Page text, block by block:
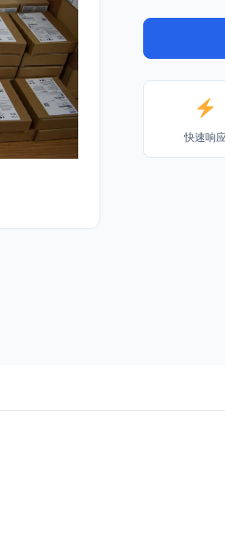
快速响